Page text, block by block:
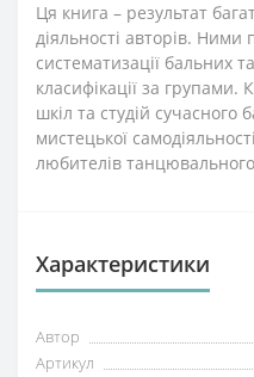
Ця книга – результат
діяльності авторів. Ними
систематизації бальних
класифікації за групами.
шкіл та студій
мистецької
любителів
Характеристики
Автор
Артикул